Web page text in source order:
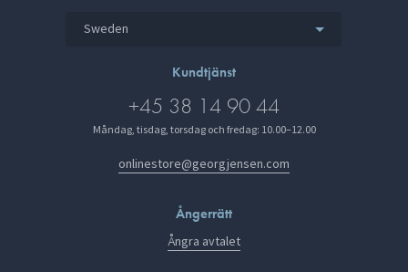
Sweden
Kundtjänst
+45 38 14 90 44
Måndag, tisdag, torsdag och fredag: 10.00–12.00
onlinestore@georgjensen.com
Ångerrätt
Ångra avtalet